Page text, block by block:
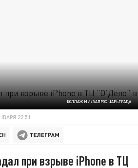
КОЛЛАЖ ИИ/ЗАПРОС ЦАРЬГРАДА
22:51
при взрыве iPhone в ТЦ